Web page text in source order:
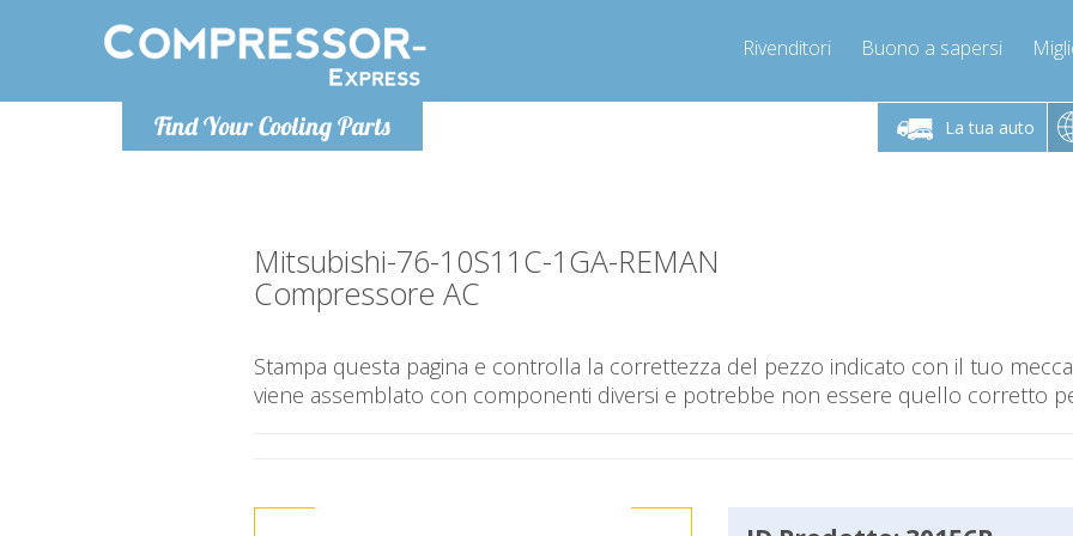
Find Your Cooling Parts
Rivenditori Buono a sapersi
La tua auto
Lunedì-Venerdì 9-12 / 14-17
Chiamaci!
+393278892946
Lunedì-
Mitsubishi-76-10S11C-1GA-REMAN
Compressore AC
Stampa questa pagina e controlla la correttezza del pezzo indicato con il tuo
viene assemblato con componenti diversi e potrebbe non essere quello corretto